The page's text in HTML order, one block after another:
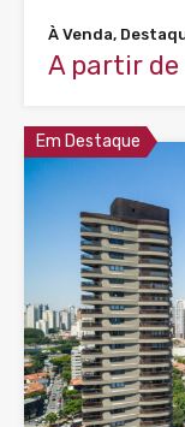
À Venda,
A partir de
Em Destaque